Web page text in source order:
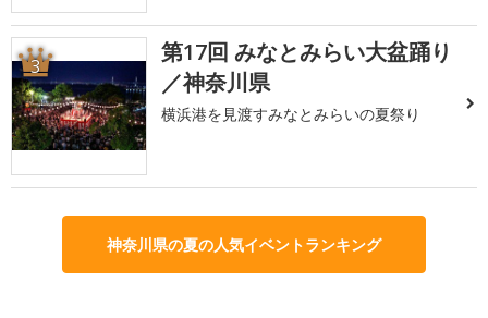
3
第17回 みなとみらい大盆踊り
／神奈川県
横浜港を見渡すみなとみらいの夏祭り
神奈川県の夏の人気イベントランキング